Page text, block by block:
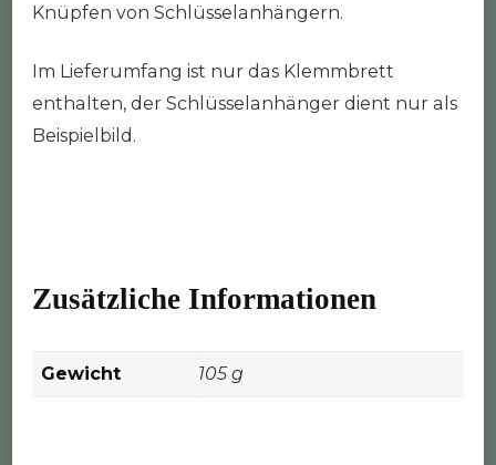
Knüpfen von Schlüsselanhängern.
Im Lieferumfang ist nur das Klemmbrett
enthalten, der Schlüsselanhänger dient nur als
Beispielbild.
Zusätzliche Informationen
Gewicht 105 g